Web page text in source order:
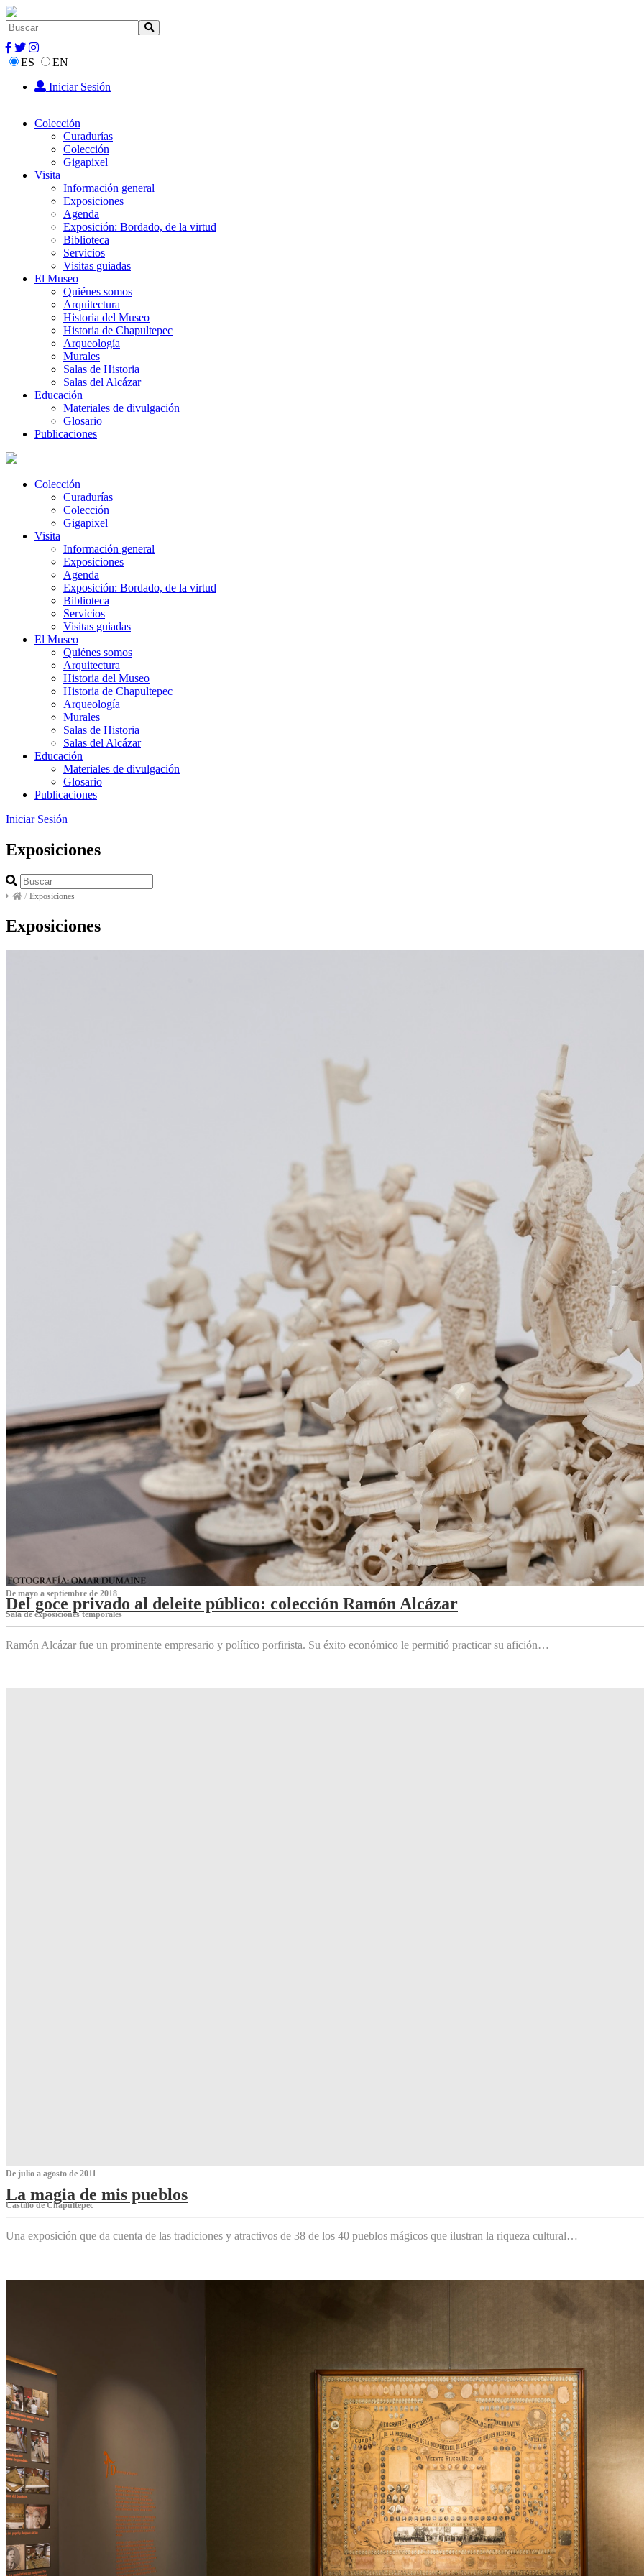
ES
EN
Iniciar Sesión
Colección
Curadurías
Colección
Gigapixel
Visita
Información general
Exposiciones
Agenda
Exposición: Bordado, de la virtud
Biblioteca
Servicios
Visitas guiadas
El Museo
Quiénes somos
Arquitectura
Historia del Museo
Historia de Chapultepec
Arqueología
Murales
Salas de Historia
Salas del Alcázar
Educación
Materiales de divulgación
Glosario
Publicaciones
Colección
Curadurías
Colección
Gigapixel
Visita
Información general
Exposiciones
Agenda
Exposición: Bordado, de la virtud
Biblioteca
Servicios
Visitas guiadas
El Museo
Quiénes somos
Arquitectura
Historia del Museo
Historia de Chapultepec
Arqueología
Murales
Salas de Historia
Salas del Alcázar
Educación
Materiales de divulgación
Glosario
Publicaciones
Iniciar Sesión
Exposiciones
/ Exposiciones
Exposiciones
De mayo a septiembre de 2018
Del goce privado al deleite público: colección Ramón Alcázar
Sala de exposiciones temporales
Ramón Alcázar fue un prominente empresario y político porfirista. Su éxito económico le permitió practicar su afición…
De julio a agosto de 2011
La magia de mis pueblos
Castillo de Chapultepec
Una exposición que da cuenta de las tradiciones y atractivos de 38 de los 40 pueblos mágicos que ilustran la riqueza cultural…